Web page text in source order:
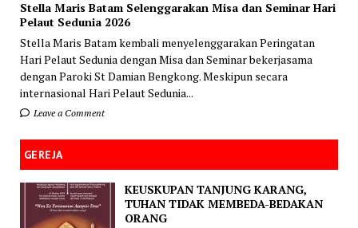
Stella Maris Batam Selenggarakan Misa dan Seminar Hari
Pelaut Sedunia 2026
Stella Maris Batam kembali menyelenggarakan Peringatan
Hari Pelaut Sedunia dengan Misa dan Seminar bekerjasama
dengan Paroki St Damian Bengkong. Meskipun secara
internasional Hari Pelaut Sedunia...
Leave a Comment
GEREJA
KEUSKUPAN TANJUNG KARANG,
TUHAN TIDAK MEMBEDA-BEDAKAN
ORANG